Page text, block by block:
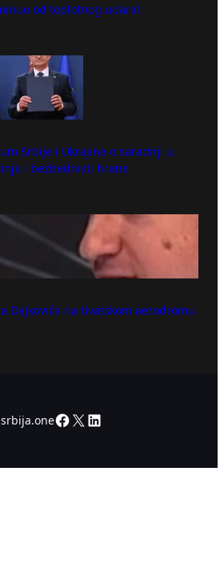
od toplotnog udara!
Srbije i Ukrajine o saradnji u
i bezbednisti hrane
Dajkovića na tivatskom aerodromu
srbija.oneFacebook
X LinkedIn